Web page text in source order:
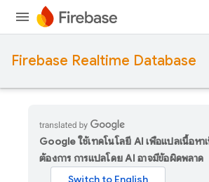
Firebase Realtime Database
Google ใช้เทคโนโลยี AI เพื่อแปลเนื้อห
ต้องการ การแปลโดย AI อาจมีข้อผิดพลาด